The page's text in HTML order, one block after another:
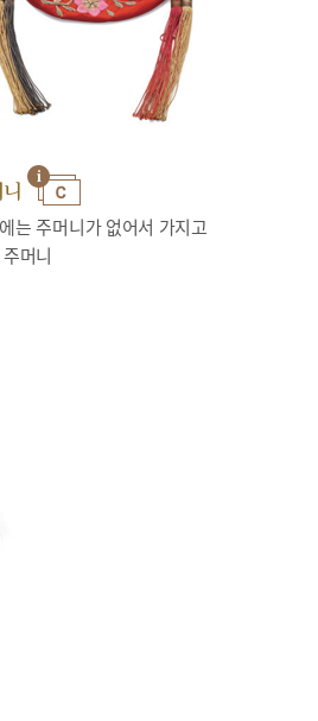
는 주머니가 없어서 가지고
머니